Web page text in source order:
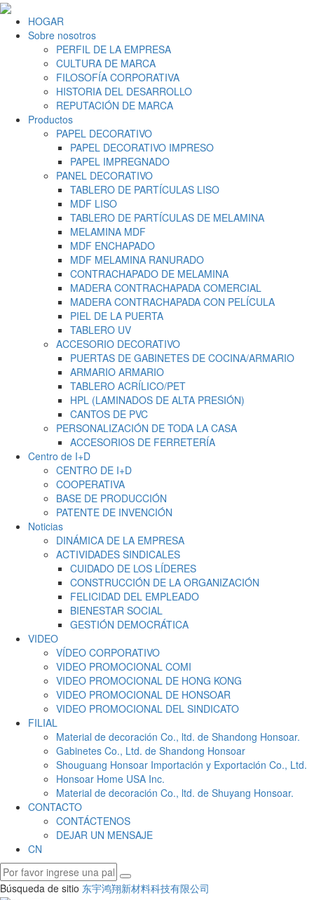
HOGAR
Sobre nosotros
PERFIL DE LA EMPRESA
CULTURA DE MARCA
FILOSOFÍA CORPORATIVA
HISTORIA DEL DESARROLLO
REPUTACIÓN DE MARCA
Productos
PAPEL DECORATIVO
PAPEL DECORATIVO IMPRESO
PAPEL IMPREGNADO
PANEL DECORATIVO
TABLERO DE PARTÍCULAS LISO
MDF LISO
TABLERO DE PARTÍCULAS DE MELAMINA
MELAMINA MDF
MDF ENCHAPADO
MDF MELAMINA RANURADO
CONTRACHAPADO DE MELAMINA
MADERA CONTRACHAPADA COMERCIAL
MADERA CONTRACHAPADA CON PELÍCULA
PIEL DE LA PUERTA
TABLERO UV
ACCESORIO DECORATIVO
PUERTAS DE GABINETES DE COCINA/ARMARIO
ARMARIO ARMARIO
TABLERO ACRÍLICO/PET
HPL (LAMINADOS DE ALTA PRESIÓN)
CANTOS DE PVC
PERSONALIZACIÓN DE TODA LA CASA
ACCESORIOS DE FERRETERÍA
Centro de I+D
CENTRO DE I+D
COOPERATIVA
BASE DE PRODUCCIÓN
PATENTE DE INVENCIÓN
Noticias
DINÁMICA DE LA EMPRESA
ACTIVIDADES SINDICALES
CUIDADO DE LOS LÍDERES
CONSTRUCCIÓN DE LA ORGANIZACIÓN
FELICIDAD DEL EMPLEADO
BIENESTAR SOCIAL
GESTIÓN DEMOCRÁTICA
VIDEO
VÍDEO CORPORATIVO
VIDEO PROMOCIONAL COMI
VIDEO PROMOCIONAL DE HONG KONG
VIDEO PROMOCIONAL DE HONSOAR
VIDEO PROMOCIONAL DEL SINDICATO
FILIAL
Material de decoración Co., ltd. de Shandong Honsoar.
Gabinetes Co., Ltd. de Shandong Honsoar
Shouguang Honsoar Importación y Exportación Co., Ltd.
Honsoar Home USA Inc.
Material de decoración Co., ltd. de Shuyang Honsoar.
CONTACTO
CONTÁCTENOS
DEJAR UN MENSAJE
CN
Búsqueda de sitio 东宇鸿翔新材料科技有限公司